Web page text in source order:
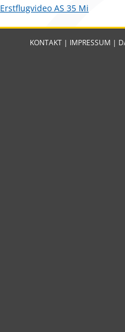
Erstflugvideo AS 35 Mi
KONTAKT | IMPRESSUM |